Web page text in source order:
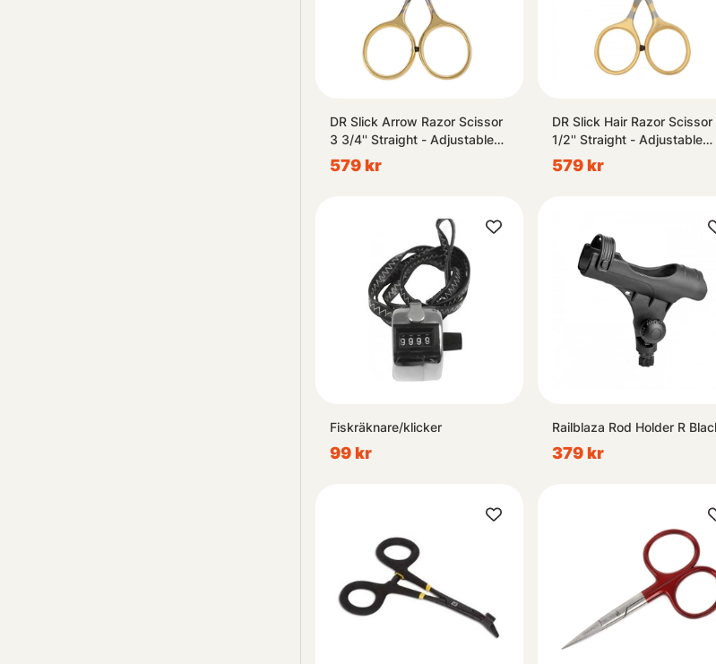
DR Slick Arrow Razor Scissor
3 3/4'' Straight - Adjustable
Tension
579 kr
DR Slick Hair Razor Scissor
1/2'' Straight - Adjustable
Tension
579 kr
Fiskräknare/klicker
99 kr
Railblaza Rod Holder R
379 kr